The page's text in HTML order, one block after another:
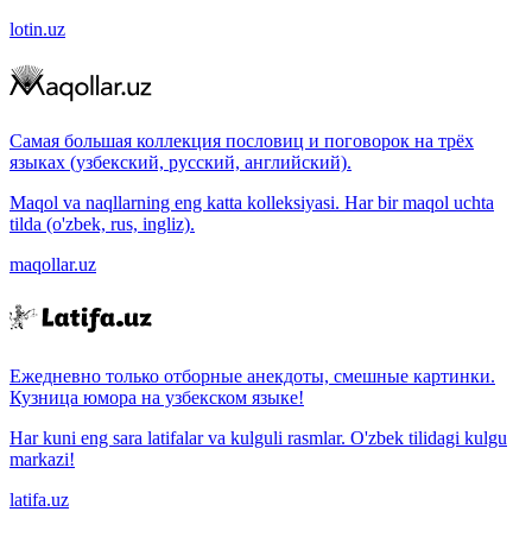
lotin.uz
Самая большая коллекция пословиц и поговорок на трёх
языках (узбекский, русский, английский).
Maqol va naqllarning eng katta kolleksiyasi. Har bir maqol uchta
tilda (o'zbek, rus, ingliz).
maqollar.uz
Ежедневно только отборные анекдоты, смешные картинки.
Кузница юмора на узбекском языке!
Har kuni eng sara latifalar va kulguli rasmlar. O'zbek tilidagi kulgu
markazi!
latifa.uz